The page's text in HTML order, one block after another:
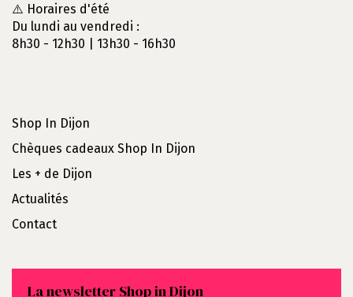
⚠️ Horaires d'été
Du lundi au vendredi :
8h30 - 12h30 | 13h30 - 16h30
Shop In Dijon
Chèques cadeaux Shop In Dijon
Les + de Dijon
Actualités
Contact
La newsletter Shop in Dijon